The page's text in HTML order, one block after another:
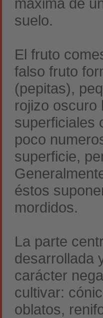
suelo.
El fruto
falso fruto
(pepitas),
rojizo oscuro
superficiales
poco
superficie,
éstos
mordidos.
La parte
desarrollada
carácter
cultivar:
oblatos,